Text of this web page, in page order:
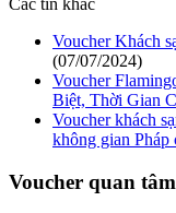
Các tin khác
Voucher Khách
(07/07/2024)
Voucher
Biệt, Thời Gian
Voucher khách
không gian Pháp
Voucher quan tâm